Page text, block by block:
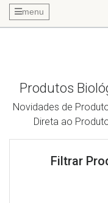
menu
Produtos
Novidades de
Direta ao
Filtrar